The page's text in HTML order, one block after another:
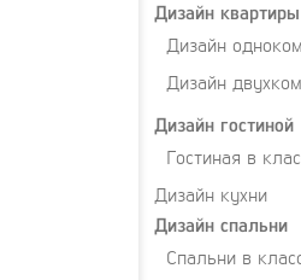
Дизайн квартиры
Дизайн
Дизайн
Дизайн гостиной
Гостиная в
Дизайн кухни
Дизайн спальни
Спальни в